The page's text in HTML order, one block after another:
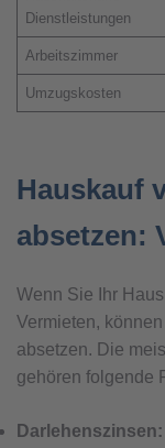
Dienstleistungen
Arbeitszimmer
Umzugskosten
Hauskauf
absetzen:
Wenn Sie Ihr
Vermieten,
absetzen. Die
gehören folgende
Darlehenszinsen: